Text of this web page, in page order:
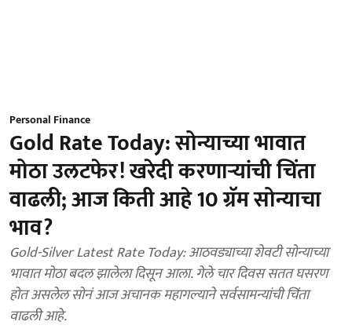
Personal Finance
Gold Rate Today: सोन्याच्या भावात
मोठा उलटफेर! खरेदी करणाऱ्यांची चिंता
वाढली; आज किती आहे 10 ग्रॅम सोन्याचा
भाव?
Gold-Silver Latest Rate Today: आठवड्याच्या शेवटी सोन्याच्या
भावात मोठा बदल झालेला दिसून आला. गेले चार दिवस सतत घसरण
होत असलेल सोनं आज अचानक महागल्याने सर्वसामन्यांची चिंता
वाढली आहे.